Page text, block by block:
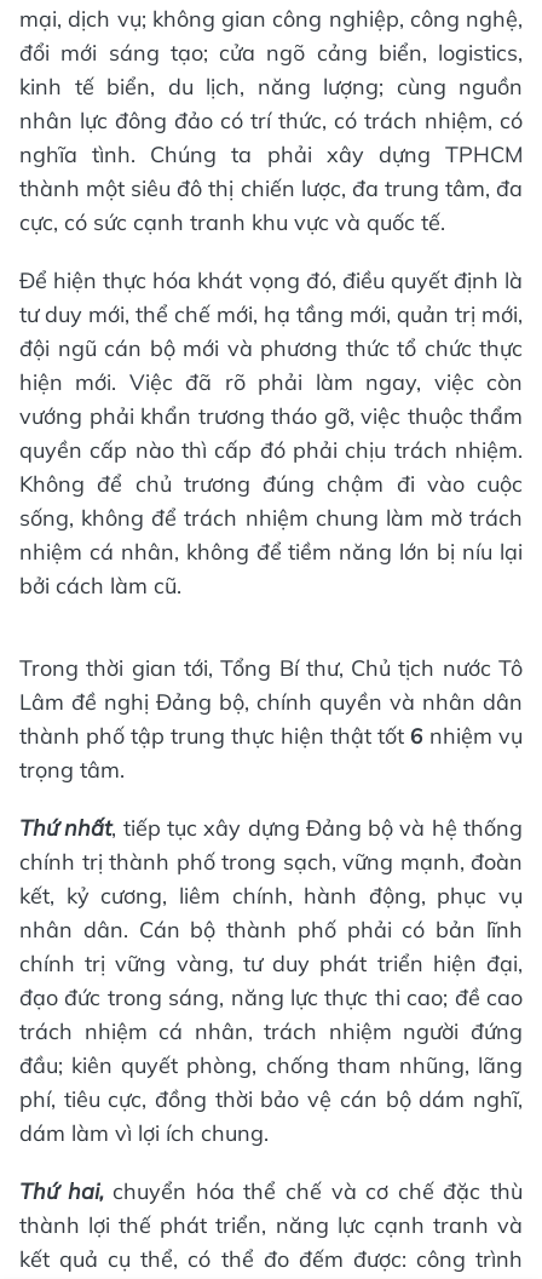
mại, dịch vụ; không gian công nghiệp, công nghệ,
đổi mới sáng tạo; cửa ngõ cảng biển, logistics,
kinh tế biển, du lịch, năng lượng; cùng nguồn
nhân lực đông đảo có trí thức, có trách nhiệm, có
nghĩa tình. Chúng ta phải xây dựng TPHCM
thành một siêu đô thị chiến lược, đa trung tâm, đa
cực, có sức cạnh tranh khu vực và quốc tế.
Để hiện thực hóa khát vọng đó, điều quyết định là
tư duy mới, thể chế mới, hạ tầng mới, quản trị mới,
đội ngũ cán bộ mới và phương thức tổ chức thực
hiện mới. Việc đã rõ phải làm ngay, việc còn
vướng phải khẩn trương tháo gỡ, việc thuộc thẩm
quyền cấp nào thì cấp đó phải chịu trách nhiệm.
Không để chủ trương đúng chậm đi vào cuộc
sống, không để trách nhiệm chung làm mờ trách
nhiệm cá nhân, không để tiềm năng lớn bị níu lại
bởi cách làm cũ.
Trong thời gian tới, Tổng Bí thư, Chủ tịch nước Tô
Lâm đề nghị Đảng bộ, chính quyền và nhân dân
thành phố tập trung thực hiện thật tốt 6 nhiệm vụ
trọng tâm.
Thứ nhất, tiếp tục xây dựng Đảng bộ và hệ thống
chính trị thành phố trong sạch, vững mạnh, đoàn
kết, kỷ cương, liêm chính, hành động, phục vụ
nhân dân. Cán bộ thành phố phải có bản lĩnh
chính trị vững vàng, tư duy phát triển hiện đại,
đạo đức trong sáng, năng lực thực thi cao; đề cao
trách nhiệm cá nhân, trách nhiệm người đứng
đầu; kiên quyết phòng, chống tham nhũng, lãng
phí, tiêu cực, đồng thời bảo vệ cán bộ dám nghĩ,
dám làm vì lợi ích chung.
Thứ hai,chuyển hóa thể chế và cơ chế đặc thù
thành lợi thế phát triển, năng lực cạnh tranh và
kết quả cụ thể, có thể đo đếm được: công trình